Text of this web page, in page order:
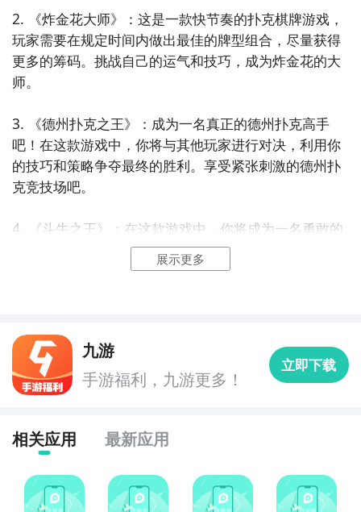
2. 《炸金花大师》：这是一款快节奏的扑克棋牌游戏，
玩家需要在规定时间内做出最佳的牌型组合，尽量获得
更多的筹码。挑战自己的运气和技巧，成为炸金花的大
师。
3. 《德州扑克之王》：成为一名真正的德州扑克高手
吧！在这款游戏中，你将与其他玩家进行对决，利用你
的技巧和策略争夺最终的胜利。享受紧张刺激的德州扑
克竞技场吧。
4. 《斗牛之王》：在这款游戏中，你将成为一名勇敢的
斗牛选手。使用你的智慧和运气，与其他玩家进行角
逐，争夺最高的牌型。挑战不同的房间，成为斗牛之
5. 《拼十之王》：这是一款策略性极高的扑克棋牌游
戏。玩家需要在限定时间内通过计算和排列，将手中牌
的点数相加达到最大的数值。挑战自己的极限，成为拼
十之王。
6. 《21点挑战》：在这款游戏中，你将成为一名赌场的
黑杰克高手。通过抽取牌，使手中牌的点数接近或等于
21点，但不能超过。与庄家进行对决，尽量赢得更多的
筹码。
展示更多
九游
手游福利，九游更多！
立即下载
相关应用 最新应用